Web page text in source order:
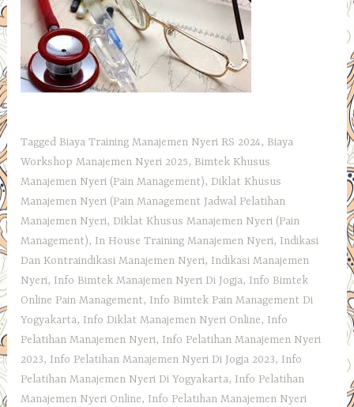
Tagged Biaya Training Manajemen Nyeri RS 2024, Biaya
Workshop Manajemen Nyeri 2025, Bimtek Khusus
Manajemen Nyeri (Pain Management),Diklat Khusus
Manajemen Nyeri (Pain Management Jadwal Pelatihan
Manajemen Nyeri,Diklat Khusus Manajemen Nyeri (Pain
Management), In House Training Manajemen Nyeri, Indikasi
Dan Kontraindikasi Manajemen Nyeri, Indikasi Manajemen
Nyeri, Info Bimtek Manajemen Nyeri Di Jogja, Info Bimtek
Online Pain Management, Info Bimtek Pain Management Di
Yogyakarta, Info Diklat Manajemen Nyeri Online, Info
Pelatihan Manajemen Nyeri, Info Pelatihan Manajemen Nyeri
2023, Info Pelatihan Manajemen Nyeri Di Jogja 2023, Info
Pelatihan Manajemen Nyeri Di Yogyakarta, Info Pelatihan
Manajemen Nyeri Online, Info Pelatihan Manajemen Nyeri